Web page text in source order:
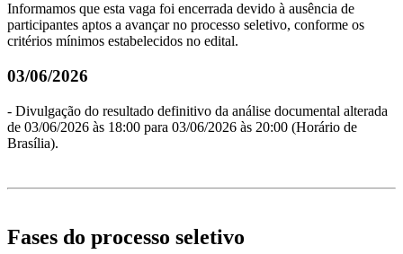
Informamos que esta vaga foi encerrada devido à ausência de
participantes aptos a avançar no processo seletivo, conforme os
critérios mínimos estabelecidos no edital.
03/06/2026
- Divulgação do resultado definitivo da análise documental alterada
de 03/06/2026 às 18:00 para 03/06/2026 às 20:00 (Horário de
Brasília).
Fases do processo seletivo